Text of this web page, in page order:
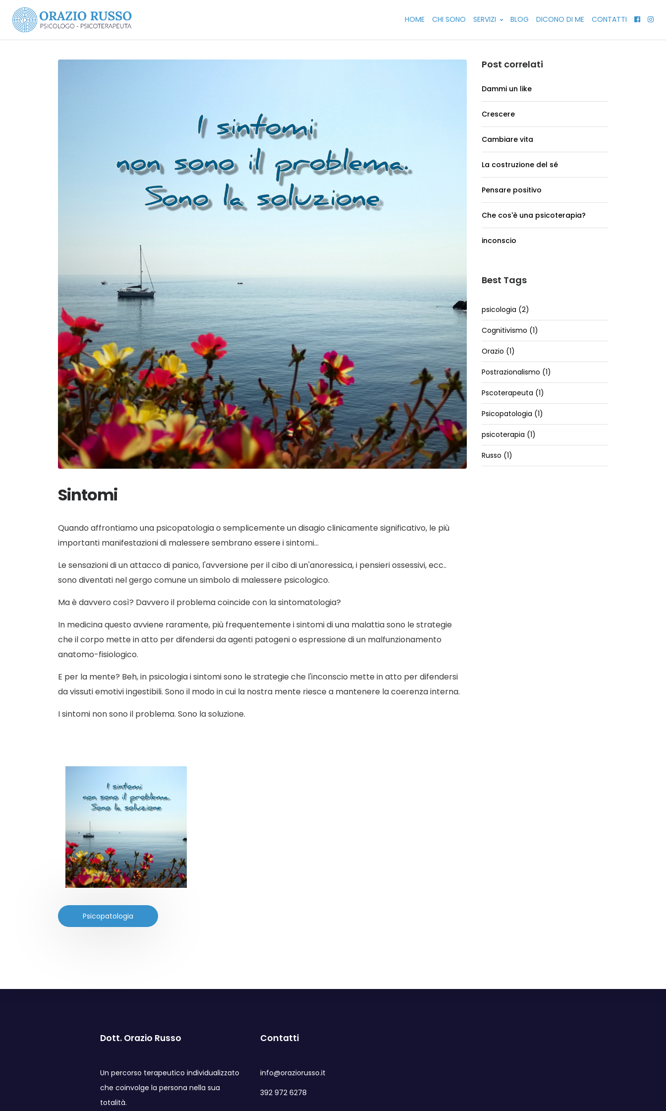
HOME CHI SONO SERVIZI DICONO DI ME CONTATTI
HOME CHI SONO SERVIZI BLOG DICONO DI ME CONTATTI
Sintomi
Quando affrontiamo una psicopatologia o semplicemente un disagio clinicamente significativo, le più
importanti manifestazioni di malessere sembrano essere i sintomi...
Le sensazioni di un attacco di panico, l'avversione per il cibo di un'anoressica, i pensieri ossessivi, ecc..
sono diventati nel gergo comune un simbolo di malessere psicologico.
Ma è davvero così? Davvero il problema coincide con la sintomatologia?
In medicina questo avviene raramente, più frequentemente i sintomi di una malattia sono le strategie
che il corpo mette in atto per difendersi da agenti patogeni o espressione di un malfunzionamento
anatomo-fisiologico.
E per la mente? Beh, in psicologia i sintomi sono le strategie che l'inconscio mette in atto per difendersi
da vissuti emotivi ingestibili. Sono il modo in cui la nostra mente riesce a mantenere la coerenza interna.
I sintomi non sono il problema. Sono la soluzione.
Psicopatologia
Post correlati
Dammi un like
Crescere
Cambiare vita
La costruzione del sé
Pensare positivo
Che cos'è una psicoterapia?
inconscio
Best Tags
psicologia (2)
Cognitivismo (1)
Orazio (1)
Postrazionalismo (1)
Pscoterapeuta (1)
Psicopatologia (1)
psicoterapia (1)
Russo (1)
Dott. Orazio Russo
Un percorso terapeutico individualizzato
che coinvolge la persona nella sua
totalità.
Contatti
info@oraziorusso.it
392 972 6278